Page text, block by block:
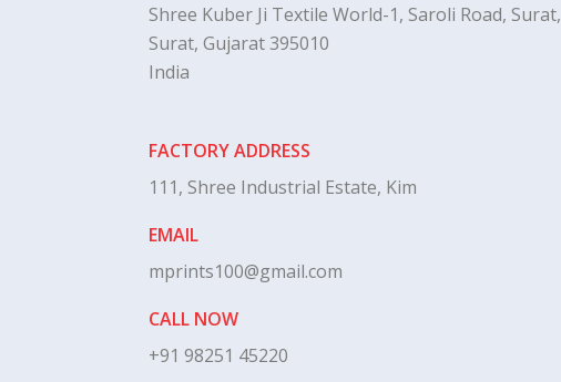
Shree Kuber Ji Textile World-1, Saroli Road, Surat,
Surat, Gujarat 395010
India
FACTORY ADDRESS
111, Shree Industrial Estate, Kim
EMAIL
mprints100@gmail.com
CALL NOW
+91 98251 45220